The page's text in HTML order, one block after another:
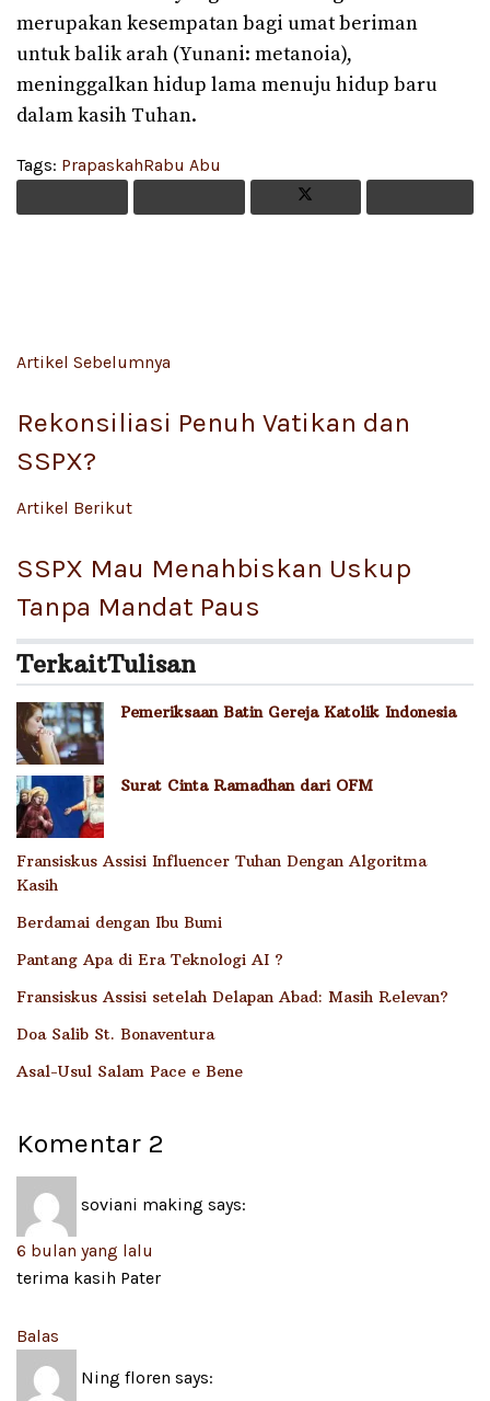
merupakan kesempatan bagi umat beriman
untuk balik arah (Yunani: metanoia),
meninggalkan hidup lama menuju hidup baru
dalam kasih Tuhan.
Tags: PrapaskahRabu Abu
Artikel Sebelumnya
Rekonsiliasi Penuh Vatikan dan
SSPX?
Artikel Berikut
SSPX Mau Menahbiskan Uskup
Tanpa Mandat Paus
TerkaitTulisan
Pemeriksaan Batin Gereja Katolik Indonesia
Surat Cinta Ramadhan dari OFM
Fransiskus Assisi Influencer Tuhan Dengan Algoritma
Kasih
Berdamai dengan Ibu Bumi
Pantang Apa di Era Teknologi AI ?
Fransiskus Assisi setelah Delapan Abad: Masih Relevan?
Doa Salib St. Bonaventura
Asal-Usul Salam Pace e Bene
Komentar 2
soviani making says:
6 bulan yang lalu
terima kasih Pater
Balas
Ning floren says: